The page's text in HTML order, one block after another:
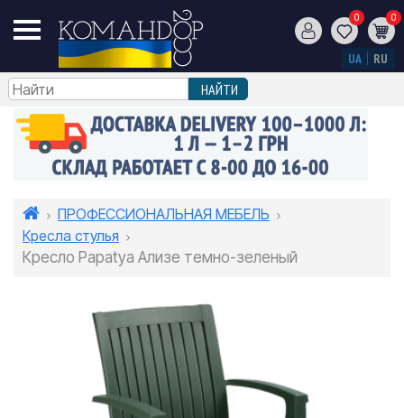
0 0
UA RU
ПРОФЕССИОНАЛЬНАЯ МЕБЕЛЬ
Кресла стулья
Кресло Papatya Ализе темно-зеленый